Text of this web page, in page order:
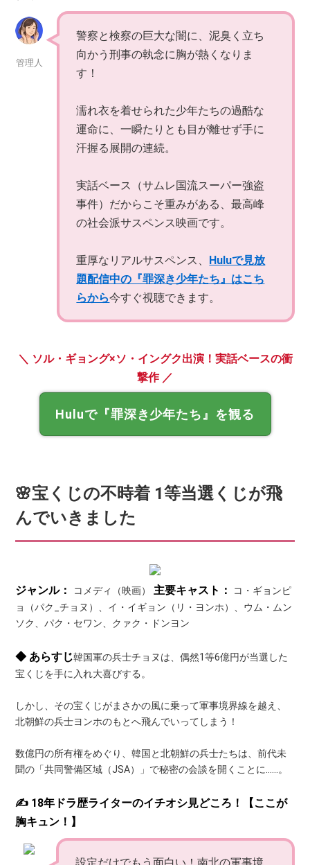
管理人
警察と検察の巨大な闇に、泥臭く立ち
向かう刑事の執念に胸が熱くなりま
す！
濡れ衣を着せられた少年たちの過酷な
運命に、一瞬たりとも目が離せず手に
汗握る展開の連続。
実話ベース（サムレ国流スーパー強盗
事件）だからこそ重みがある、最高峰
の社会派サスペンス映画です。
重厚なリアルサスペンス、 Huluで見放
題配信中の『罪深き少年たち』はこち
らから今すぐ視聴できます。
＼ ソル・ギョング×ソ・イングク出演！実話ベースの衝
撃作 ／
Huluで『罪深き少年たち』を観る
🌸宝くじの不時着 1等当選くじが飛
んでいきました
ジャンル： コメディ（映画） 主要キャスト：
コ・ギョンピ
ョ（パク_チョヌ）、イ・イギョン（リ・ヨンホ）、ウム・ムン
ソク、パク・セワン、クァク・ドンヨン
◆ あらすじ韓国軍の兵士チョヌは、偶然1等6億円が当選した
宝くじを手に入れ大喜びする。
しかし、その宝くじがまさかの風に乗って軍事境界線を越え、
北朝鮮の兵士ヨンホのもとへ飛んでいってしまう！
数億円の所有権をめぐり、韓国と北朝鮮の兵士たちは、前代未
聞の「共同警備区域（JSA）」で秘密の会談を開くことに……。
✍️ 18年ドラ歴ライターのイチオシ見どころ！【ここが
胸キュン！】